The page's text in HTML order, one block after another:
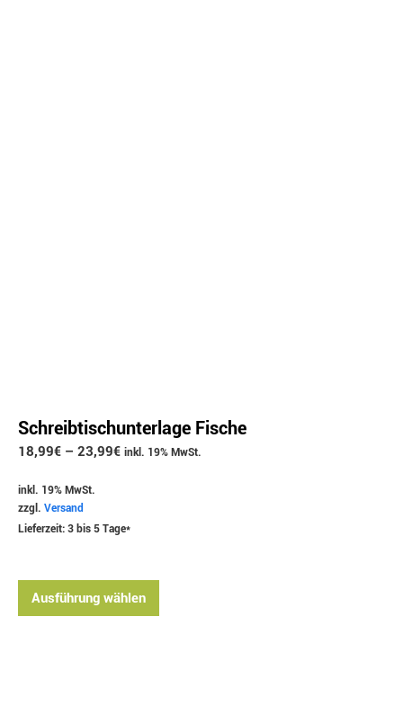
Schreibtischunterlage Fische
18,99€ – 23,99€ inkl. 19% MwSt.
inkl. 19% MwSt.
zzgl. Versand
Lieferzeit: 3 bis 5 Tage*
Ausführung wählen